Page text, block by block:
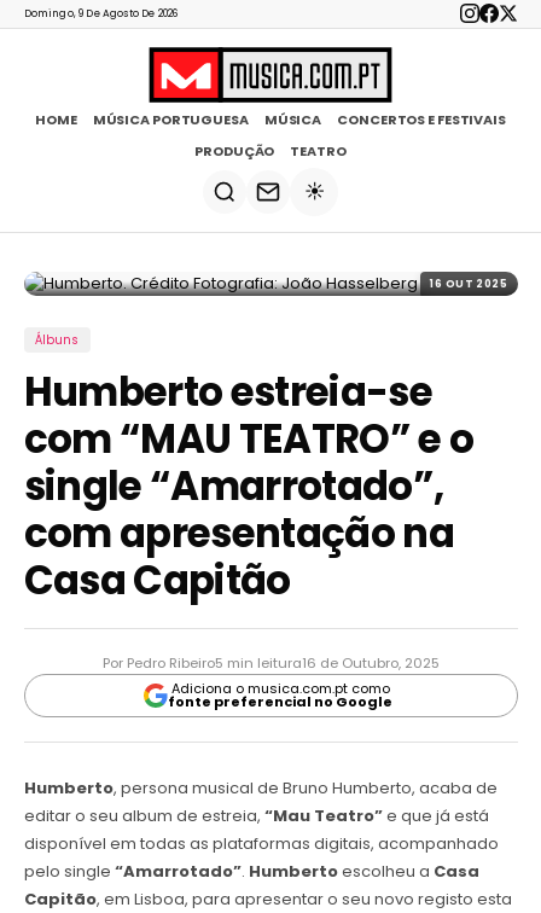
Domingo, 9 De Agosto De 2026
HOME MÚSICA PORTUGUESA MÚSICA
CONCERTOS E FESTIVAIS
PRODUÇÃO
TEATRO
☀️
16 OUT 2025
Álbuns
Humberto estreia-se
com “MAU TEATRO” e o
single “Amarrotado”,
com apresentação na
Casa Capitão
Por Pedro Ribeiro5 min leitura16 de Outubro, 2025
Adiciona o musica.com.pt como
fonte preferencial no Google
Humberto, persona musical de Bruno Humberto, acaba de
editar o seu album de estreia, “Mau Teatro”e que já está
disponível em todas as plataformas digitais, acompanhado
pelo single “Amarrotado”. Humbertoescolheu a Casa
Capitão, em Lisboa, para apresentar o seu novo registo esta